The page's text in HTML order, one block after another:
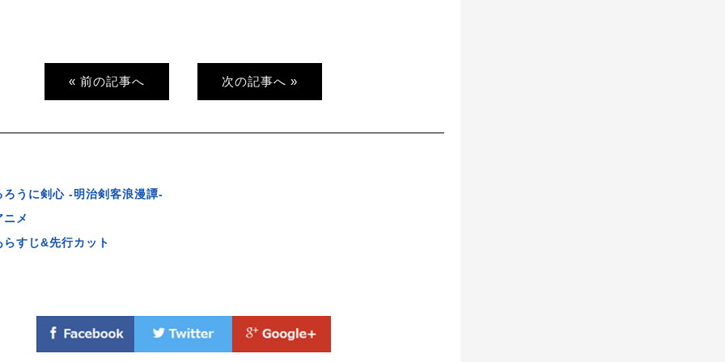
« 前の記事へ 次の記事へ »
ろうに剣心 -明治剣客浪漫譚-
ニメ
らすじ&先行カット